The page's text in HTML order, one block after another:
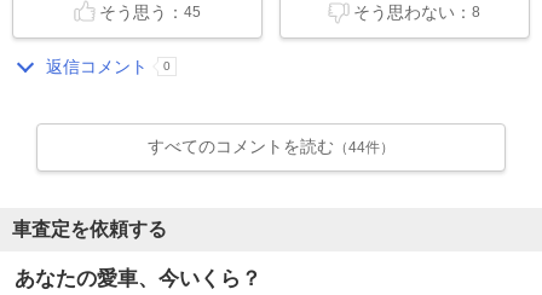
そう思わない：8
そう思う：45
返信コメント 0
すべてのコメントを読む （44件）
車査定を依頼する
あなたの愛車、今いくら？